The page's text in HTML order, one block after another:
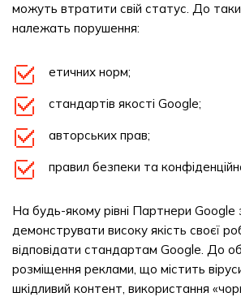
можуть втратити свій статус. До
належать порушення:
етичних норм;
стандартів якості Google;
авторських прав;
правил безпеки та
На будь-якому рівні Партнери Google
демонструвати високу якість своєї
відповідати стандартам Google. До
розміщення реклами, що містить
шкідливий контент, використання